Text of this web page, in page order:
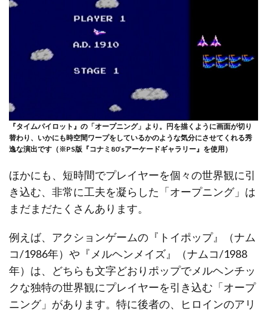
『タイムパイロット』の「オープニング」より。円を描くように画面が切り
替わり、いかにも時空間ワープをしているかのような気分にさせてくれる秀
逸な演出です（※PS版『コナミ80’sアーケードギャラリー』を使用）
ほかにも、短時間でプレイヤーを個々の世界観に引
き込む、非常に工夫を凝らした「オープニング」は
まだまだたくさんあります。
例えば、アクションゲームの『トイポップ』（ナム
コ/1986年）や『メルヘンメイズ』（ナムコ/1988
年）は、どちらも文字どおりポップでメルヘンチッ
クな独特の世界観にプレイヤーを引き込む「オープ
ニング」があります。特に後者の、ヒロインのアリ